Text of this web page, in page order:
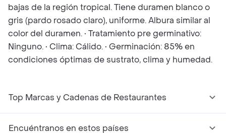
bajas de la región tropical. Tiene duramen blanco o
gris (pardo rosado claro), uniforme. Albura similar al
color del duramen. • Tratamiento pre germinativo:
Ninguno. • Clima: Cálido. • Germinación: 85% en
condiciones óptimas de sustrato, clima y humedad.
Top Marcas y Cadenas de Restaurantes
Encuéntranos en estos países